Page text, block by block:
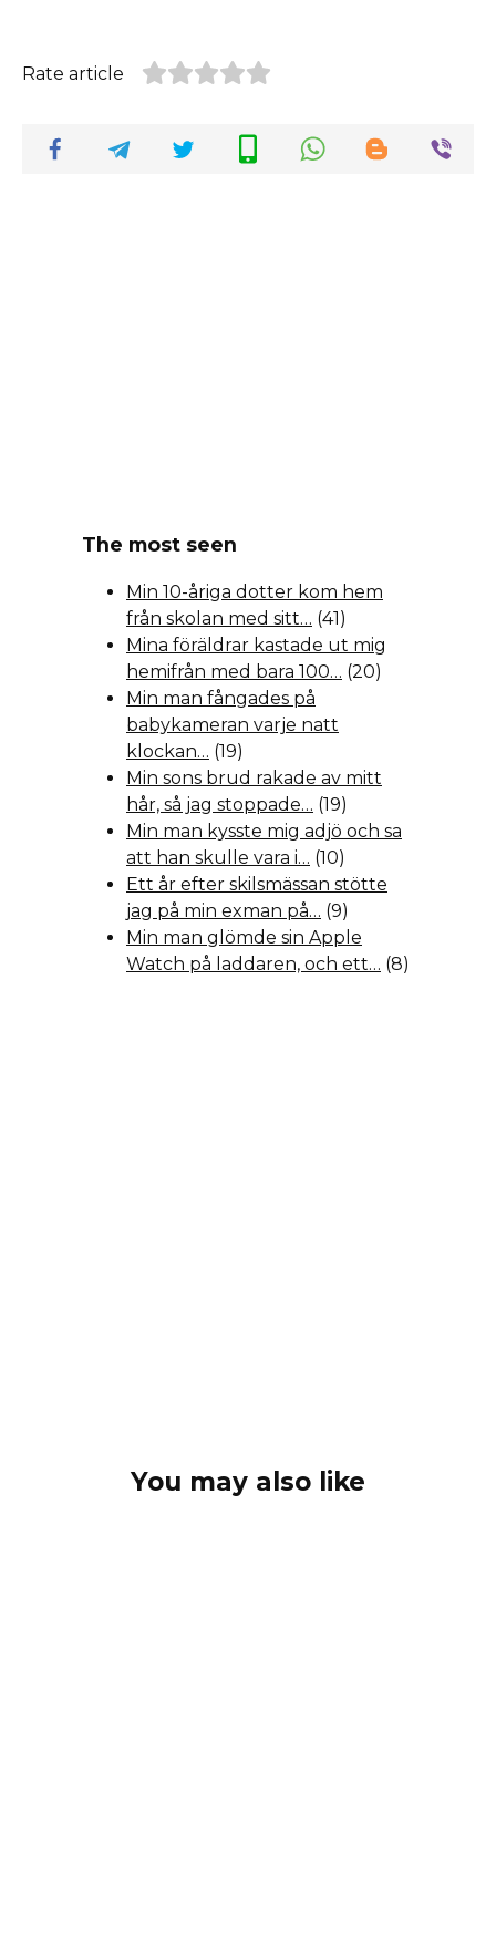
Rate article
The most seen
Min 10-åriga dotter kom hem
från skolan med sitt… (41)
Mina föräldrar kastade ut mig
hemifrån med bara 100… (20)
Min man fångades på
babykameran varje natt
klockan… (19)
Min sons brud rakade av mitt
hår, så jag stoppade… (19)
Min man kysste mig adjö och sa
att han skulle vara i… (10)
Ett år efter skilsmässan stötte
jag på min exman på… (9)
Min man glömde sin Apple
Watch på laddaren, och ett… (8)
You may also like